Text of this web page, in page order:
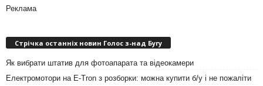
Реклама
Стрічка останніх новин Голос з-над Бугу
Як вибрати штатив для фотоапарата та відеокамери
Електромотори на E-Tron з розборки: можна купити б/у і не пожаліти